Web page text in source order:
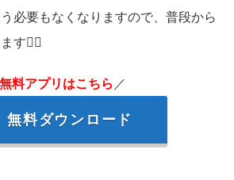
必要もなくなりますので、普段から
す🙆‍♂️
無料アプリはこちら ／
無料ダウンロード